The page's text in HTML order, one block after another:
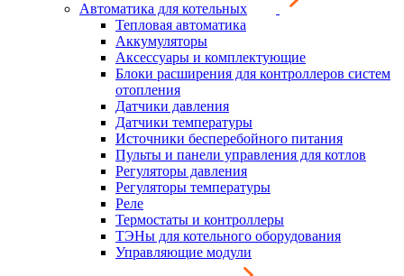
Автоматика для котельных
Тепловая автоматика
Аккумуляторы
Аксессуары и комплектующие
Блоки расширения для контроллеров систем
отопления
Датчики давления
Датчики температуры
Источники бесперебойного питания
Пульты и панели управления для котлов
Регуляторы давления
Регуляторы температуры
Реле
Термостаты и контроллеры
ТЭНы для котельного оборудования
Управляющие модули